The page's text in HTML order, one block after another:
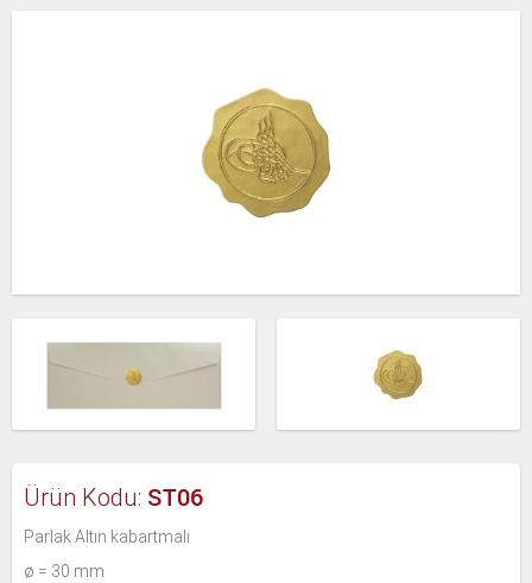
Ürün Kodu: ST06
Parlak Altın kabartmalı
ø = 30 mm